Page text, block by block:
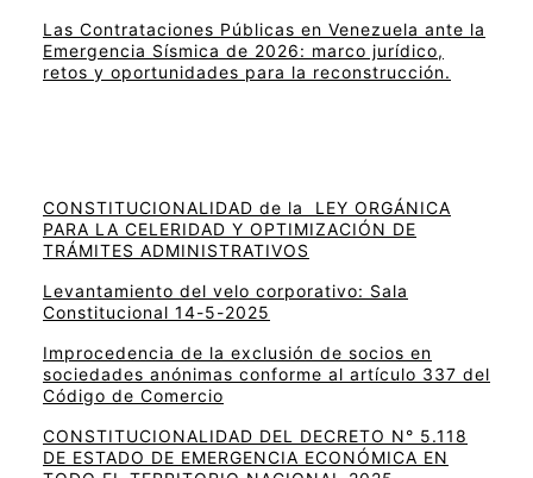
Las Contrataciones Públicas en Venezuela ante la
Emergencia Sísmica de 2026: marco jurídico,
retos y oportunidades para la reconstrucción.
CONSTITUCIONALIDAD de la LEY ORGÁNICA
PARA LA CELERIDAD Y OPTIMIZACIÓN DE
TRÁMITES ADMINISTRATIVOS
Levantamiento del velo corporativo: Sala
Constitucional 14-5-2025
Improcedencia de la exclusión de socios en
sociedades anónimas conforme al artículo 337 del
Código de Comercio
CONSTITUCIONALIDAD DEL DECRETO N° 5.118
DE ESTADO DE EMERGENCIA ECONÓMICA EN